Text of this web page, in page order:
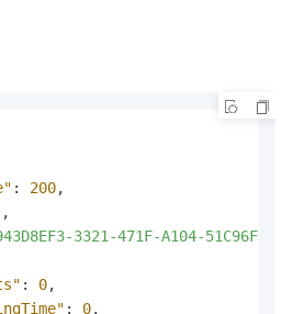
: 200,
,
3321-471F-A104-
: 0,
: 0,